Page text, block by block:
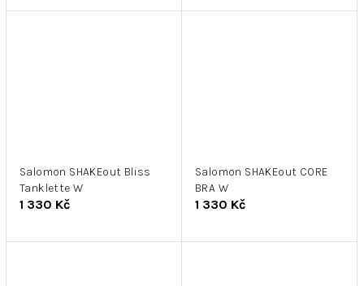
Salomon SHAKEout Bliss
Tanklette W
1 330 Kč
Salomon SHAKEout CORE
BRA W
1 330 Kč